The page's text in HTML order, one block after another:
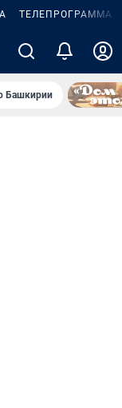
ТЕЛЕПРОГРАММА
Башкирии